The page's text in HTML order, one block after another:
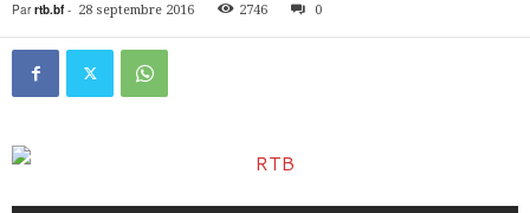
Par rtb.bf- 28 septembre 2016 2746 0